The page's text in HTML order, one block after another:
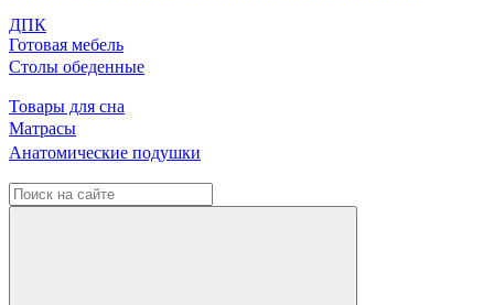
ДПК
Готовая мебель
Столы обеденные
Товары для сна
Матрасы
Анатомические подушки